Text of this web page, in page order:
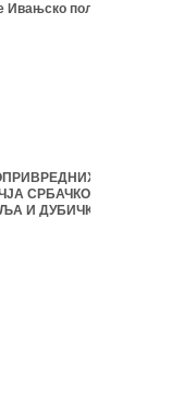
Ивањско поље:
СРБАЧКО-
И ДУБИЧКЕ